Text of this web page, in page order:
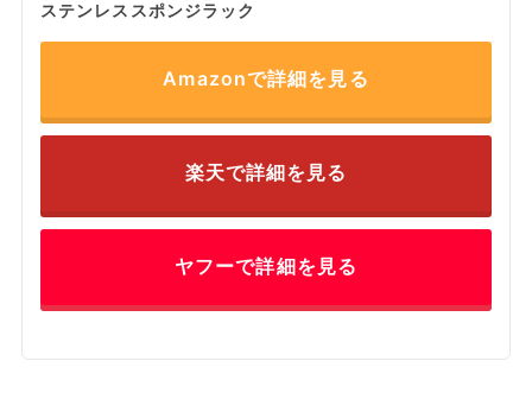
ステンレススポンジラック
Amazonで詳細を見る
楽天で詳細を見る
ヤフーで詳細を見る